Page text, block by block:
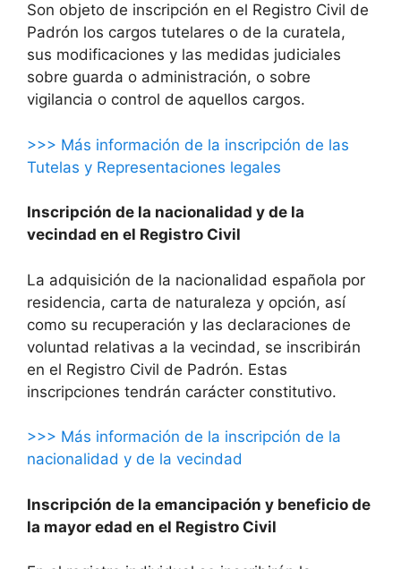
Son objeto de inscripción en el Registro Civil de
Padrón los cargos tutelares o de la curatela,
sus modificaciones y las medidas judiciales
sobre guarda o administración, o sobre
vigilancia o control de aquellos cargos.
>>> Más información de la inscripción de las
Tutelas y Representaciones legales
Inscripción de la nacionalidad y de la
vecindad en el Registro Civil
La adquisición de la nacionalidad española por
residencia, carta de naturaleza y opción, así
como su recuperación y las declaraciones de
voluntad relativas a la vecindad, se inscribirán
en el Registro Civil de Padrón. Estas
inscripciones tendrán carácter constitutivo.
>>> Más información de la inscripción de la
nacionalidad y de la vecindad
Inscripción de la emancipación y beneficio de
la mayor edad en el Registro Civil